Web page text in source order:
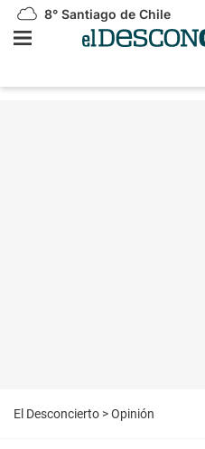
8° Santiago de Chile
El Desconcierto >Opinión